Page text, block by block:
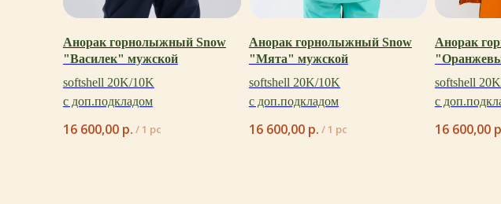
Анорак горнолыжный Snow
"Василек" мужской
softshell 20K/10K
с доп.подкладом
16 600,00 р. / 1 pc
Анорак горнолыжный Snow
"Мята" мужской
softshell 20K/10K
с доп.подкладом
16 600,00 р. / 1 pc
Анорак
softshell
с
16 600,00